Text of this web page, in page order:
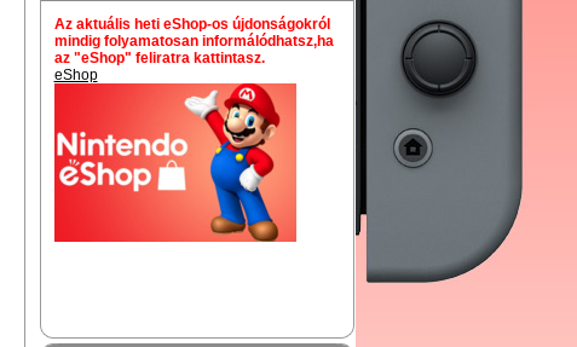
Az aktuális heti eShop-os újdonságokról
mindig folyamatosan informálódhatsz,ha
az "eShop" feliratra kattintasz.
eShop